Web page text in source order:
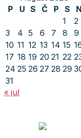
P
U S Č P S
N
1
2
3
4 5 6 7 8
9
10 11 12 13 14 15
17 18 19 20 21 22
24 25 26 27 28 29
31
« jul